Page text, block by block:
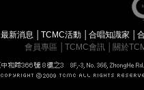
最新消息 │TCMC活動 │合唱知識家 │
會員專區
TCMC會訊 關於